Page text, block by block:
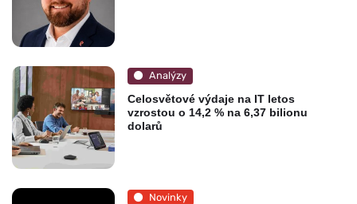
Analýzy
Celosvětové výdaje na IT letos
vzrostou o 14,2 % na 6,37 bilionu
dolarů
Novinky